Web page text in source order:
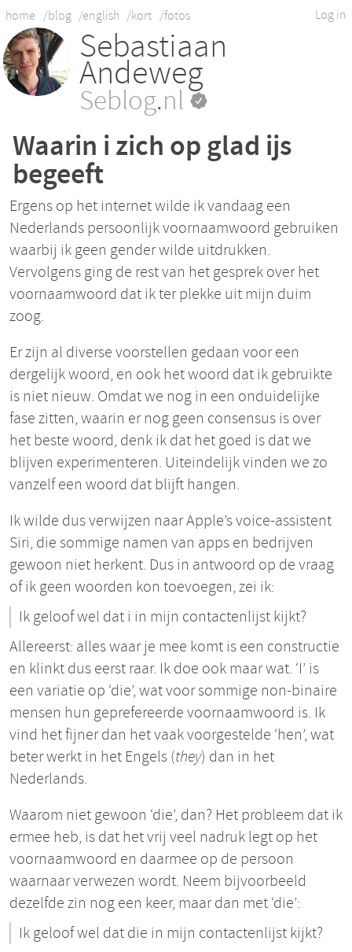
Log in
home /blog /english /kort /fotos
Sebastiaan
Andeweg
Seblog.nl
Waarin i zich op glad ijs
begeeft
Ergens op het internet wilde ik vandaag een
Nederlands persoonlijk voornaamwoord gebruiken
waarbij ik geen gender wilde uitdrukken.
Vervolgens ging de rest van het gesprek over het
voornaamwoord dat ik ter plekke uit mijn duim
zoog.
Er zijn al diverse voorstellen gedaan voor een
dergelijk woord, en ook het woord dat ik gebruikte
is niet nieuw. Omdat we nog in een onduidelijke
fase zitten, waarin er nog geen consensus is over
het beste woord, denk ik dat het goed is dat we
blijven experimenteren. Uiteindelijk vinden we zo
vanzelf een woord dat blijft hangen.
Ik wilde dus verwijzen naar Apple’s voice-assistent
Siri, die sommige namen van apps en bedrijven
gewoon niet herkent. Dus in antwoord op de vraag
of ik geen woorden kon toevoegen, zei ik:
Ik geloof wel dat i in mijn contactenlijst kijkt?
Allereerst: alles waar je mee komt is een constructie
en klinkt dus eerst raar. Ik doe ook maar wat. ‘I’ is
een variatie op ‘die’, wat voor sommige non-binaire
mensen hun geprefereerde voornaamwoord is. Ik
vind het fijner dan het vaak voorgestelde ‘hen’, wat
beter werkt in het Engels (they) dan in het
Nederlands.
Waarom niet gewoon ‘die’, dan? Het probleem dat ik
ermee heb, is dat het vrij veel nadruk legt op het
voornaamwoord en daarmee op de persoon
waarnaar verwezen wordt. Neem bijvoorbeeld
dezelfde zin nog een keer, maar dan met ‘die’:
Ik geloof wel dat die in mijn contactenlijst kijkt?